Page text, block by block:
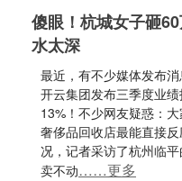
傻眼！杭城女子砸
水太深
最近，有不少媒体发布
开云集团发布三季度业
13%！不少网友疑惑：
奢侈品回收店最能直接
况，记者采访了杭州临
卖不动……更多